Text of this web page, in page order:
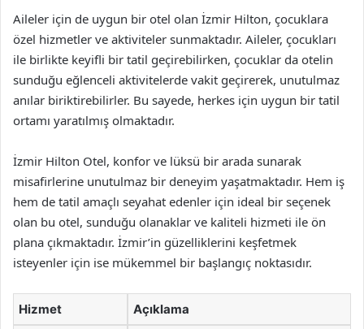
Aileler için de uygun bir otel olan İzmir Hilton, çocuklara
özel hizmetler ve aktiviteler sunmaktadır. Aileler, çocukları
ile birlikte keyifli bir tatil geçirebilirken, çocuklar da otelin
sunduğu eğlenceli aktivitelerde vakit geçirerek, unutulmaz
anılar biriktirebilirler. Bu sayede, herkes için uygun bir tatil
ortamı yaratılmış olmaktadır.
İzmir Hilton Otel, konfor ve lüksü bir arada sunarak
misafirlerine unutulmaz bir deneyim yaşatmaktadır. Hem iş
hem de tatil amaçlı seyahat edenler için ideal bir seçenek
olan bu otel, sunduğu olanaklar ve kaliteli hizmeti ile ön
plana çıkmaktadır. İzmir’in güzelliklerini keşfetmek
isteyenler için ise mükemmel bir başlangıç noktasıdır.
Hizmet Açıklama